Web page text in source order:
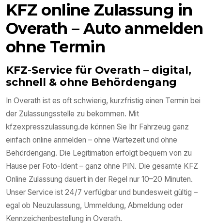
KFZ online Zulassung in
Overath – Auto anmelden
ohne Termin
KFZ-Service für Overath – digital,
schnell & ohne Behördengang
In Overath ist es oft schwierig, kurzfristig einen Termin bei
der Zulassungsstelle zu bekommen. Mit
kfzexpresszulassung.de können Sie Ihr Fahrzeug ganz
einfach online anmelden – ohne Wartezeit und ohne
Behördengang. Die Legitimation erfolgt bequem von zu
Hause per Foto-Ident – ganz ohne PIN. Die gesamte KFZ
Online Zulassung dauert in der Regel nur 10–20 Minuten.
Unser Service ist 24/7 verfügbar und bundesweit gültig –
egal ob Neuzulassung, Ummeldung, Abmeldung oder
Kennzeichenbestellung in Overath.